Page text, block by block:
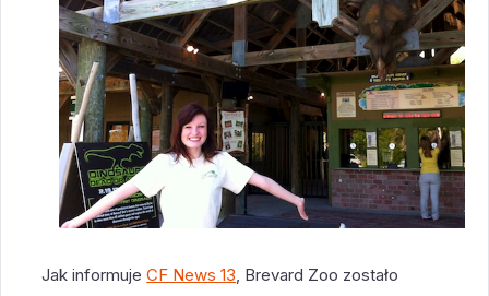
Jak informujeCF News 13, Brevard Zoo zostało